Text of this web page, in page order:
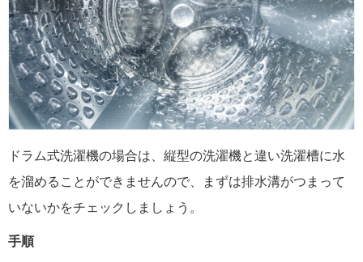
ドラム式洗濯機の場合は、縦型の洗濯機と違い洗濯槽に水
を溜めることができませんので、まずは排水溝がつまって
いないかをチェックしましょう。
手順